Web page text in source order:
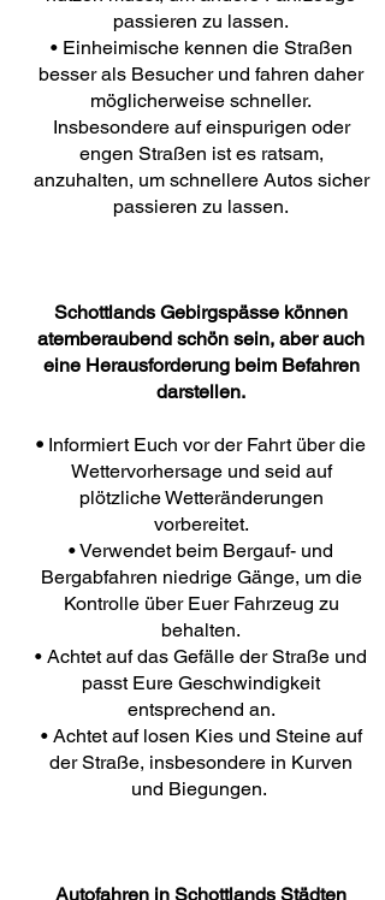
passieren zu lassen.
• Einheimische kennen die Straßen
besser als Besucher und fahren daher
möglicherweise schneller.
Insbesondere auf einspurigen oder
engen Straßen ist es ratsam,
anzuhalten, um schnellere Autos sicher
passieren zu lassen.
Schottlands Gebirgspässe können
atemberaubend schön sein, aber auch
eine Herausforderung beim Befahren
darstellen.
• Informiert Euch vor der Fahrt über die
Wettervorhersage und seid auf
plötzliche Wetteränderungen
vorbereitet.
• Verwendet beim Bergauf- und
Bergabfahren niedrige Gänge, um die
Kontrolle über Euer Fahrzeug zu
behalten.
• Achtet auf das Gefälle der Straße und
passt Eure Geschwindigkeit
entsprechend an.
• Achtet auf losen Kies und Steine ​​auf
der Straße, insbesondere in Kurven
und Biegungen.
Autofahren in Schottlands Städten